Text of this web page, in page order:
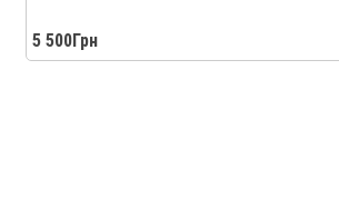
5 500Грн